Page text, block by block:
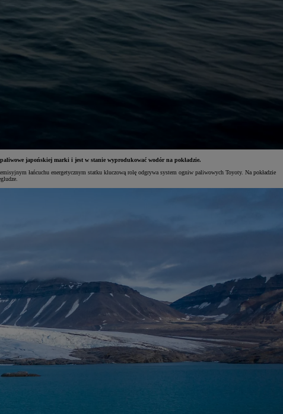
japońskiej marki i jest w stanie wyprodukować wodór na pokładzie.
łańcuchu energetycznym statku kluczową rolę odgrywa system ogniw paliwowych Toyoty. Na pokładzie